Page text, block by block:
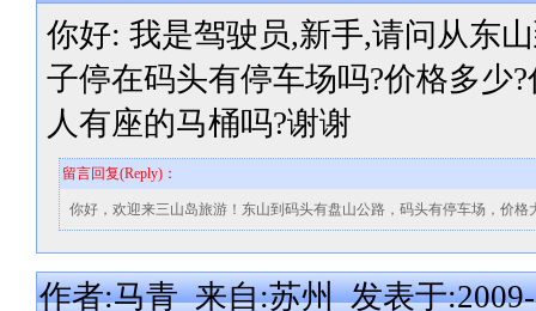
你好: 我是驾驶员,新手,请问从东
子停在码头有停车场吗?价格多少
人有座的马桶吗?谢谢
留言回复(Reply)：
你好，欢迎来三山岛旅游！东山到码头有盘山公路，码头有停车场，价
作者:马青 来自:苏州 发表于